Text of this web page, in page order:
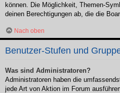
können. Die Möglichkeit, Themen-
deinen Berechtigungen ab, die die
Nach oben
Benutzer-Stufen und
Was sind Administratoren?
Administratoren haben die
jede Art von Aktion im Forum